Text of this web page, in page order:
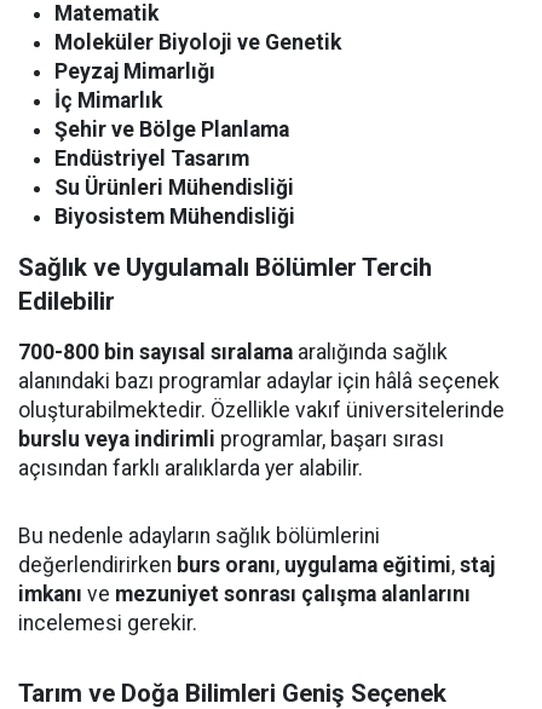
Matematik
Moleküler Biyoloji ve Genetik
Peyzaj Mimarlığı
İç Mimarlık
Şehir ve Bölge Planlama
Endüstriyel Tasarım
Su Ürünleri Mühendisliği
Biyosistem Mühendisliği
Sağlık ve Uygulamalı Bölümler Tercih
Edilebilir
700-800 bin sayısal sıralama aralığında sağlık
alanındaki bazı programlar adaylar için hâlâ seçenek
oluşturabilmektedir. Özellikle vakıf üniversitelerinde
burslu veya indirimli programlar, başarı sırası
açısından farklı aralıklarda yer alabilir.
Bu nedenle adayların sağlık bölümlerini
değerlendirirken burs oranı, uygulama eğitimi, staj
imkanı ve mezuniyet sonrası çalışma alanlarını
incelemesi gerekir.
Tarım ve Doğa Bilimleri Geniş Seçenek